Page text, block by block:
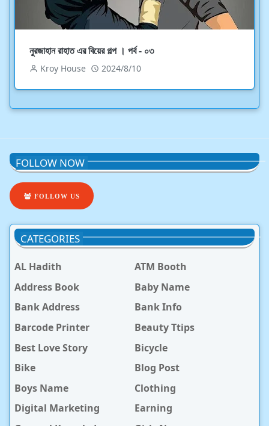
নুরজাহান রাহাত এর বিয়ের গল্প । পর্ব - ০৩
Kroy House 2024/8/10
FOLLOW NOW
FOLLOW US
CATEGORIES
AL Hadith
ATM Booth
Address Book
Baby Name
Bank Address
Bank Info
Barcode Printer
Beauty Ttips
Best Love Story
Bicycle
Bike
Blog Post
Boys Name
Clothing
Digital Marketing
Earning